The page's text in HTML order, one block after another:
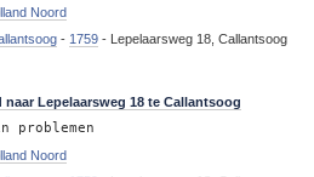
Noord
- 1759- Lepelaarsweg 18, Callantsoog
naar Lepelaarsweg 18 te Callantsoog
problemen
Noord